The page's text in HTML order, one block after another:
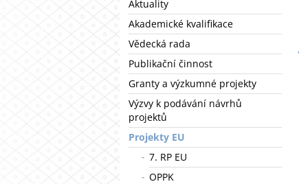
Aktuality
Akademické kvalifikace
Vědecká rada
Publikační činnost
Granty a výzkumné projekty
Výzvy k podávání návrhů
projektů
Projekty EU
7. RP EU
OPPK